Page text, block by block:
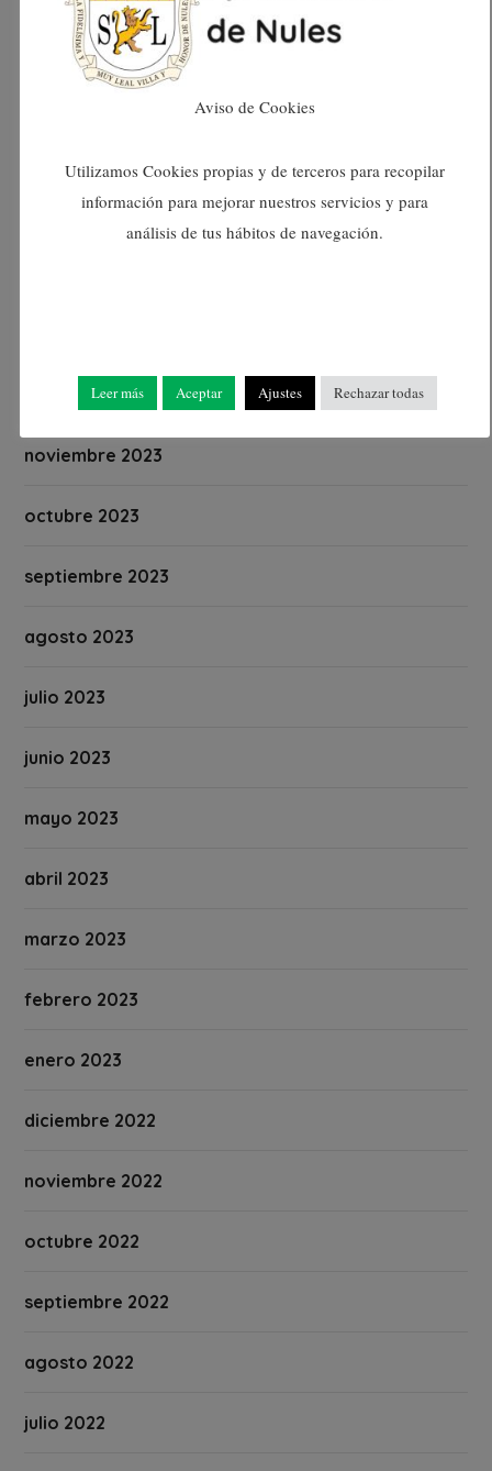
junio 2024
mayo 2024
marzo 2024
diciembre 2023
noviembre 2023
octubre 2023
septiembre 2023
agosto 2023
julio 2023
junio 2023
mayo 2023
abril 2023
marzo 2023
febrero 2023
enero 2023
diciembre 2022
noviembre 2022
octubre 2022
septiembre 2022
agosto 2022
julio 2022
Aviso de Cookies
Utilizamos Cookies propias y de terceros para recopilar
información para mejorar nuestros servicios y para
análisis de tus hábitos de navegación.
Leer más Aceptar Ajustes Rechazar todas